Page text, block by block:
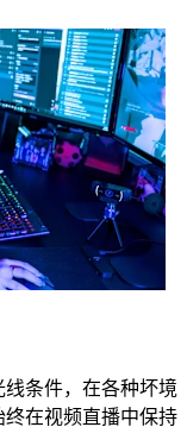
条件，在各种坏境
在视频直播中保持